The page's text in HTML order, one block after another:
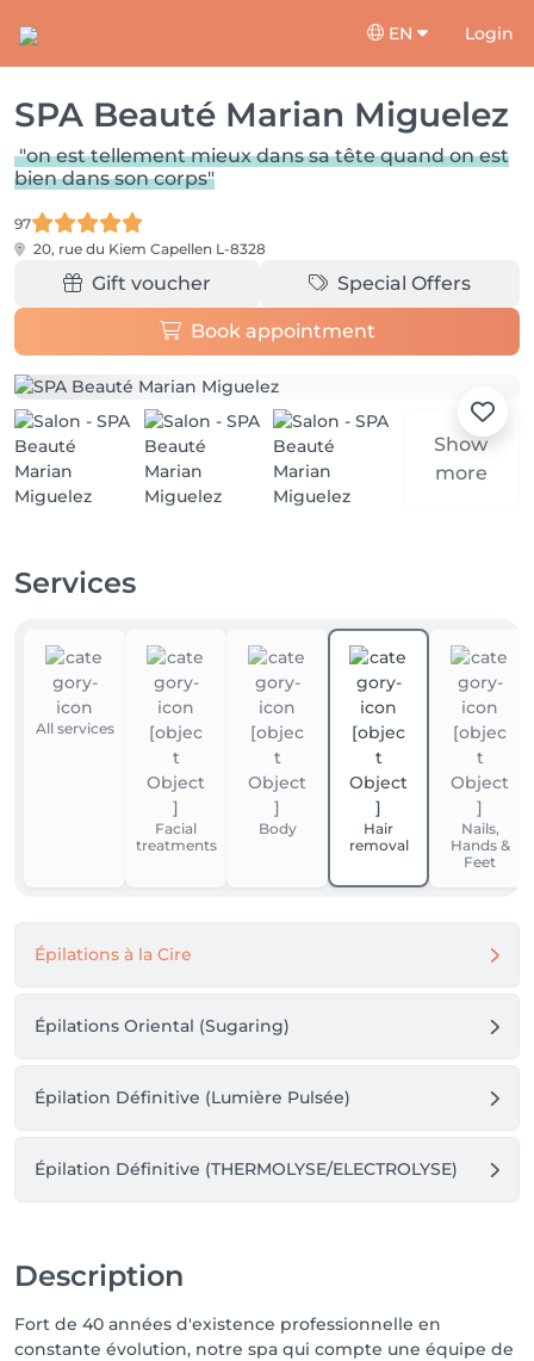
EN Login
SPA Beauté Marian Miguelez
"on est tellement mieux dans sa tête quand on est
bien dans son corps"
97
20, rue du Kiem Capellen L-8328
Gift voucher Special Offers
Book appointment
Show
more
Services
All services
Facial
treatments
Body
Hair
removal
Nails,
Hands &
Feet
Épilations à la Cire
Épilations Oriental (Sugaring)
Épilation Définitive (Lumière Pulsée)
Épilation Définitive (THERMOLYSE/ELECTROLYSE)
Description
Fort de 40 années d'existence professionnelle en
constante évolution, notre spa qui compte une équipe de